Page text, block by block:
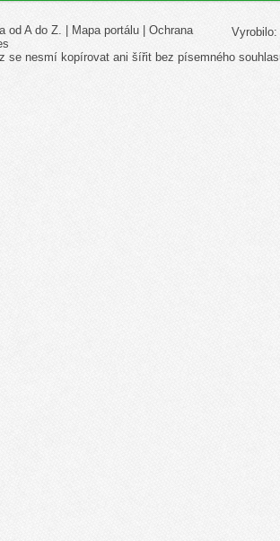
Vyrobilo:
od A do Z. | Mapa portálu
Ochrana
se nesmí kopírovat ani šířit bez písemného